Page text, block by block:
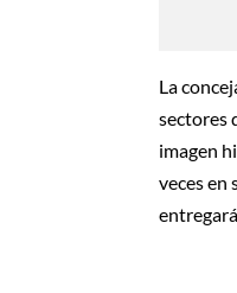
La
sectores
imagen
veces en